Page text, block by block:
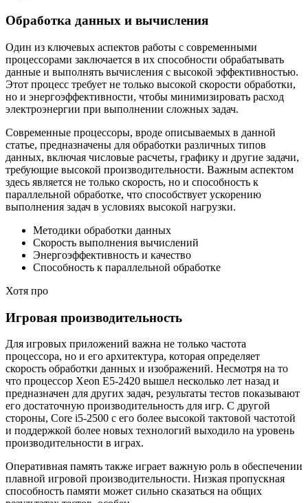
Обработка данных и вычисления
Один из ключевых аспектов работы с современными
процессорами заключается в их способности обрабатывать
данные и выполнять вычисления с высокой эффективностью.
Этот процесс требует не только высокой скорости обработки,
но и энергоэффективности, чтобы минимизировать расход
электроэнергии при выполнении сложных задач.
Современные процессоры, вроде описываемых в данной
статье, предназначены для обработки различных типов
данных, включая числовые расчеты, графику и другие задачи,
требующие высокой производительности. Важным аспектом
здесь является не только скорость, но и способность к
параллельной обработке, что способствует ускорению
выполнения задач в условиях высокой нагрузки.
Методики обработки данных
Скорость выполнения вычислений
Энергоэффективность и качество
Способность к параллельной обработке
Хотя про
Игровая производительность
Для игровых приложений важна не только частота
процессора, но и его архитектура, которая определяет
скорость обработки данных и изображений. Несмотря на то
что процессор Xeon E5-2420 вышел несколько лет назад и
предназначен для других задач, результаты тестов показывают
его достаточную производительность для игр. С другой
стороны, Core i5-2500 с его более высокой тактовой частотой
и поддержкой более новых технологий выходило на уровень
производительности в играх.
Оперативная память также играет важную роль в обеспечении
плавной игровой производительности. Низкая пропускная
способность памяти может сильно сказаться на общих